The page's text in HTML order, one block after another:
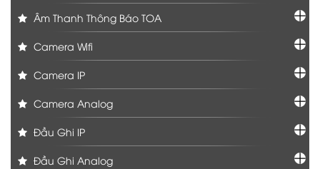
Âm Thanh Thông Báo TOA
Camera Wifi
Camera IP
Camera Analog
Đầu Ghi IP
Đầu Ghi Analog